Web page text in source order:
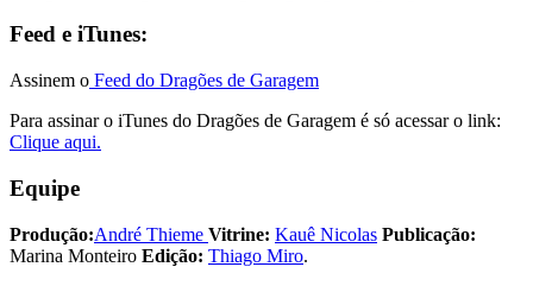
Feed e iTunes:
Assinem o Feed do Dragões de Garagem
Para assinar o iTunes do Dragões de Garagem é só acessar o link:
Clique aqui.
Equipe
Produção:André Thieme Vitrine: Kauê Nicolas Publicação:
Marina Monteiro Edição: Thiago Miro.